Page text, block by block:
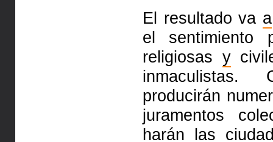
El resultado va a
el sentimiento
religiosas y
inmaculistas.
producirán
juramentos
harán las